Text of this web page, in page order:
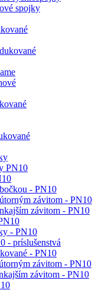
spojky
PN10
- PN10
závitom - PN10
závitom - PN10
- PN10
- príslušenstvá
- PN10
závitom - PN10
závitom - PN10